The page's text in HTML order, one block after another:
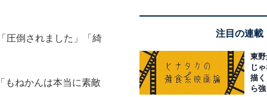
圧倒されました」「綺
もねかんは本当に素敵
注目の連載
東
じ
描
ら